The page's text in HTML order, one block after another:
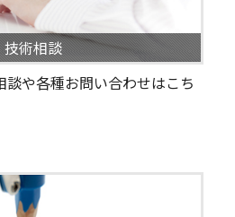
技術相談
談や各種お問い合わせはこち